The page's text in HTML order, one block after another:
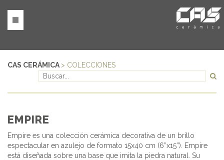
CAS CERÁMICA > COLECCIONES
EMPIRE
Empire es una colección cerámica decorativa de un brillo
espectacular en azulejo de formato 15x40 cm (6”x15”). Empire
está diseñada sobre una base que imita la piedra natural. Su